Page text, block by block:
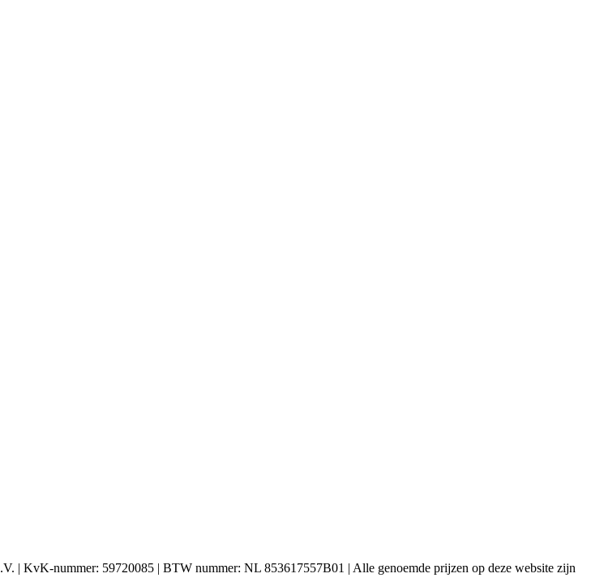
| KvK-nummer: 59720085 | BTW nummer: NL 853617557B01 | Alle genoemde prijzen op deze website zijn